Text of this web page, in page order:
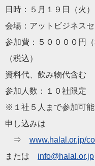
日時：５月１９日（火
会場：アットビジネス
参加費：５００００円
（税込）
資料代、飲み物代含む
参加人数：１０社限定
※１社５人まで参加可能
申し込みは
⇒ www.halal .or.jp/
または info@halal .or.jp